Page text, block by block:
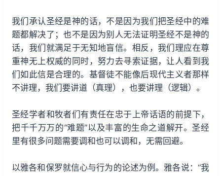
我们承认圣经是神的话，不是因为我们把圣经中的难
题都解决了；也不是因为别人无法证明圣经不是神的
话，我们就满足于无知地盲信。相反，我们理应在尊
重神无上权威的同时，努力去寻索证据，让人看到我
们如此信是合理的。基督徒不能像后现代主义者那样
不讲理，我们要讲道（真理），也要讲理（逻辑）。
圣经学者和牧者们有责任在忠于上帝话语的前提下，
把千千万万的“难题”以及丰富的生命之道解开。圣经
里有很多问题需要调和也可以调和，无需回避。
以雅各和保罗就信心与行为的论述为例。雅各说：“我